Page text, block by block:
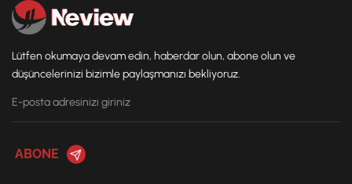
Lütfen okumaya devam edin, haberdar olun, abone olun ve
düşüncelerinizi bizimle paylaşmanızı bekliyoruz.